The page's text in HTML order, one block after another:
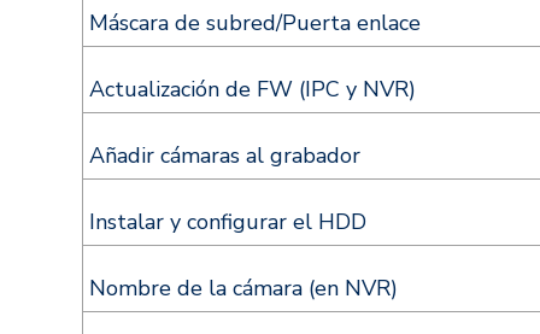
Máscara de subred/Puerta enlace
Actualización de FW (IPC y NVR)
Añadir cámaras al grabador
Instalar y configurar el HDD
Nombre de la cámara (en NVR)